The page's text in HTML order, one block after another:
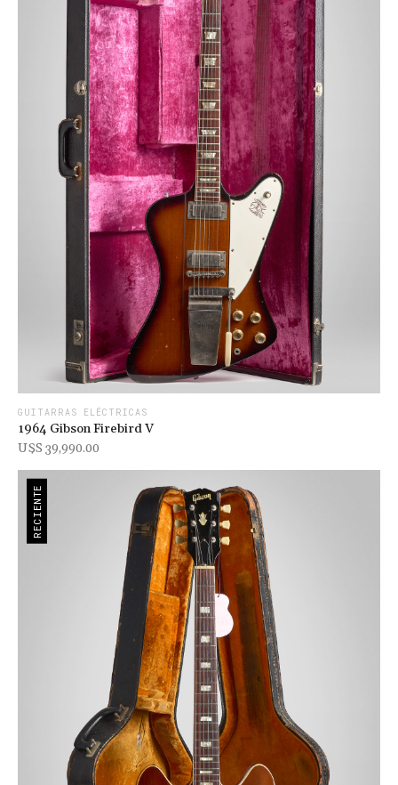
GUITARRAS ELÉCTRICAS
1964 Gibson Firebird V
U$s 39,990.00
RECIENTE